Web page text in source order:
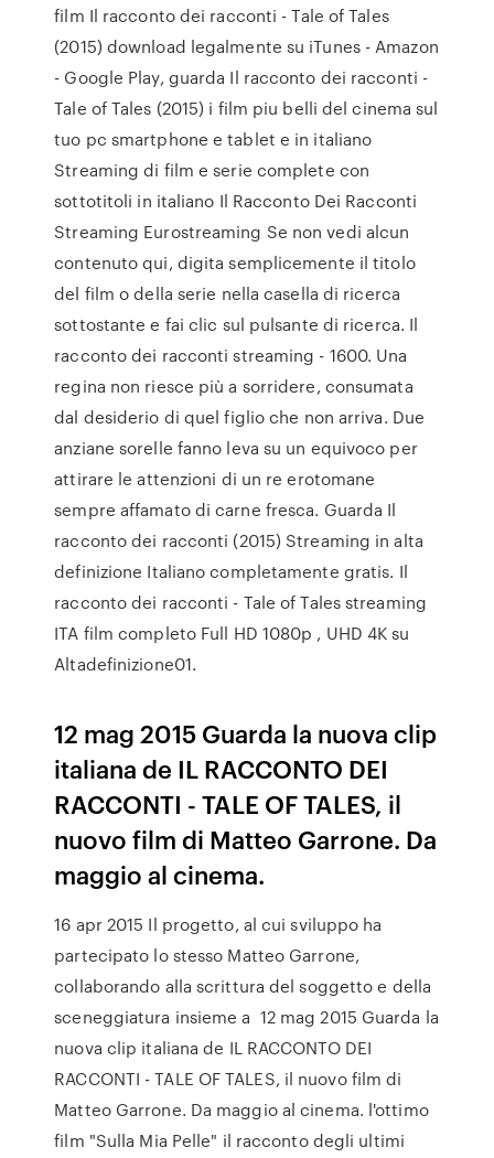
film Il racconto dei racconti - Tale of Tales
(2015) download legalmente su iTunes - Amazon
- Google Play, guarda Il racconto dei racconti -
Tale of Tales (2015) i film piu belli del cinema sul
tuo pc smartphone e tablet e in italiano
Streaming di film e serie complete con
sottotitoli in italiano Il Racconto Dei Racconti
Streaming Eurostreaming Se non vedi alcun
contenuto qui, digita semplicemente il titolo
del film o della serie nella casella di ricerca
sottostante e fai clic sul pulsante di ricerca. Il
racconto dei racconti streaming - 1600. Una
regina non riesce più a sorridere, consumata
dal desiderio di quel figlio che non arriva. Due
anziane sorelle fanno leva su un equivoco per
attirare le attenzioni di un re erotomane
sempre affamato di carne fresca. Guarda Il
racconto dei racconti (2015) Streaming in alta
definizione Italiano completamente gratis. Il
racconto dei racconti - Tale of Tales streaming
ITA film completo Full HD 1080p , UHD 4K su
Altadefinizione01.
12 mag 2015 Guarda la nuova clip
italiana de IL RACCONTO DEI
RACCONTI - TALE OF TALES, il
nuovo film di Matteo Garrone. Da
maggio al cinema.
16 apr 2015 Il progetto, al cui sviluppo ha
partecipato lo stesso Matteo Garrone,
collaborando alla scrittura del soggetto e della
sceneggiatura insieme a 12 mag 2015 Guarda la
nuova clip italiana de IL RACCONTO DEI
RACCONTI - TALE OF TALES, il nuovo film di
Matteo Garrone. Da maggio al cinema. l'ottimo
film "Sulla Mia Pelle" il racconto degli ultimi